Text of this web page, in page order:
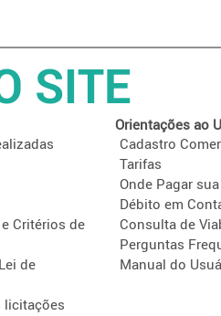
SITE
Critérios de
de
licitações
Orientações ao
Cadastro
Tarifas
Onde Pagar
Débito em
Consulta de
Perguntas
Manual do